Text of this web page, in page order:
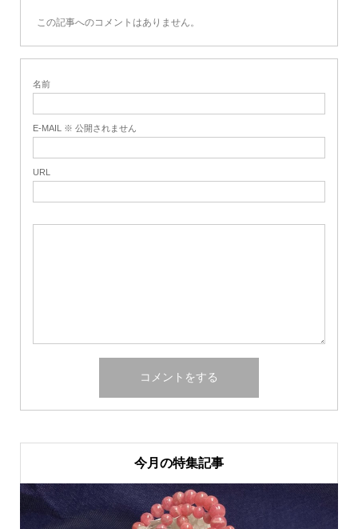
この記事へのコメントはありません。
名前
E-MAIL ※ 公開されません
URL
今月の特集記事